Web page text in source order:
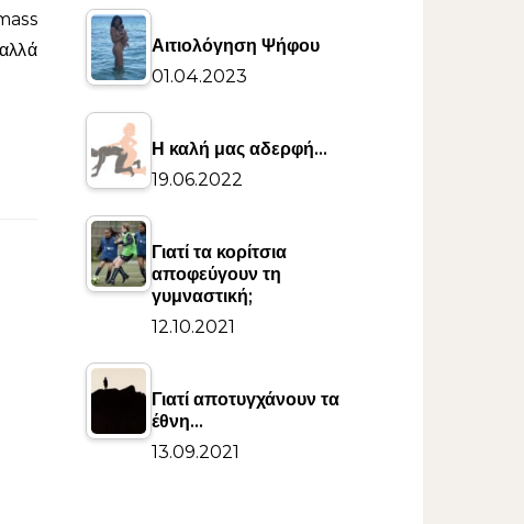
Αιτιολόγηση Ψήφου
01.04.2023
Η καλή μας αδερφή…
19.06.2022
Γιατί τα κορίτσια
αποφεύγουν τη
γυμναστική;
12.10.2021
Γιατί αποτυγχάνουν τα
έθνη…
13.09.2021